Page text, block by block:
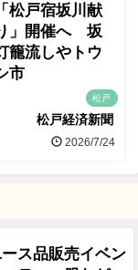
松戸宿坂川献
」開催へ 坂
籠流しやトウ
市
松戸
松戸経済新聞
2026/7/24
ス品販売イベン